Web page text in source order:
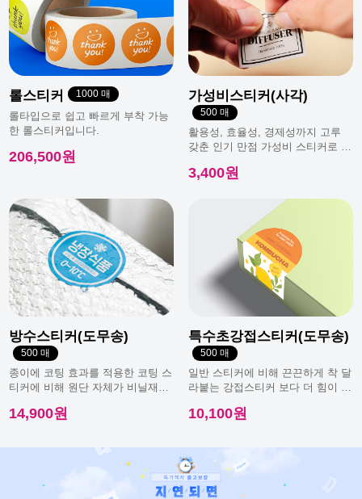
제헌절 휴무 및 배송 안내
미니배너 용지 변경 및 단가 인상 안내
롤스티커 1000 매
롤타입으로 쉽고 빠르게 부착 가능
한 롤스티커입니다.
206,500원
가성비스티커(사각)
500 매
활용성, 효율성, 경제성까지 고루
갖춘 인기 만점 가성비 스티커로 일
3,400원
방수스티커(도무송)
500 매
종이에 코팅 효과를 적용한 코팅 스
티커에 비해 원단 자체가 비닐재질
14,900원
특수초강접스티커(도무송)
500 매
일반 스티커에 비해 끈끈하게 착 달
라붙는 강접스티커 보다 더 힘이 남
10,100원